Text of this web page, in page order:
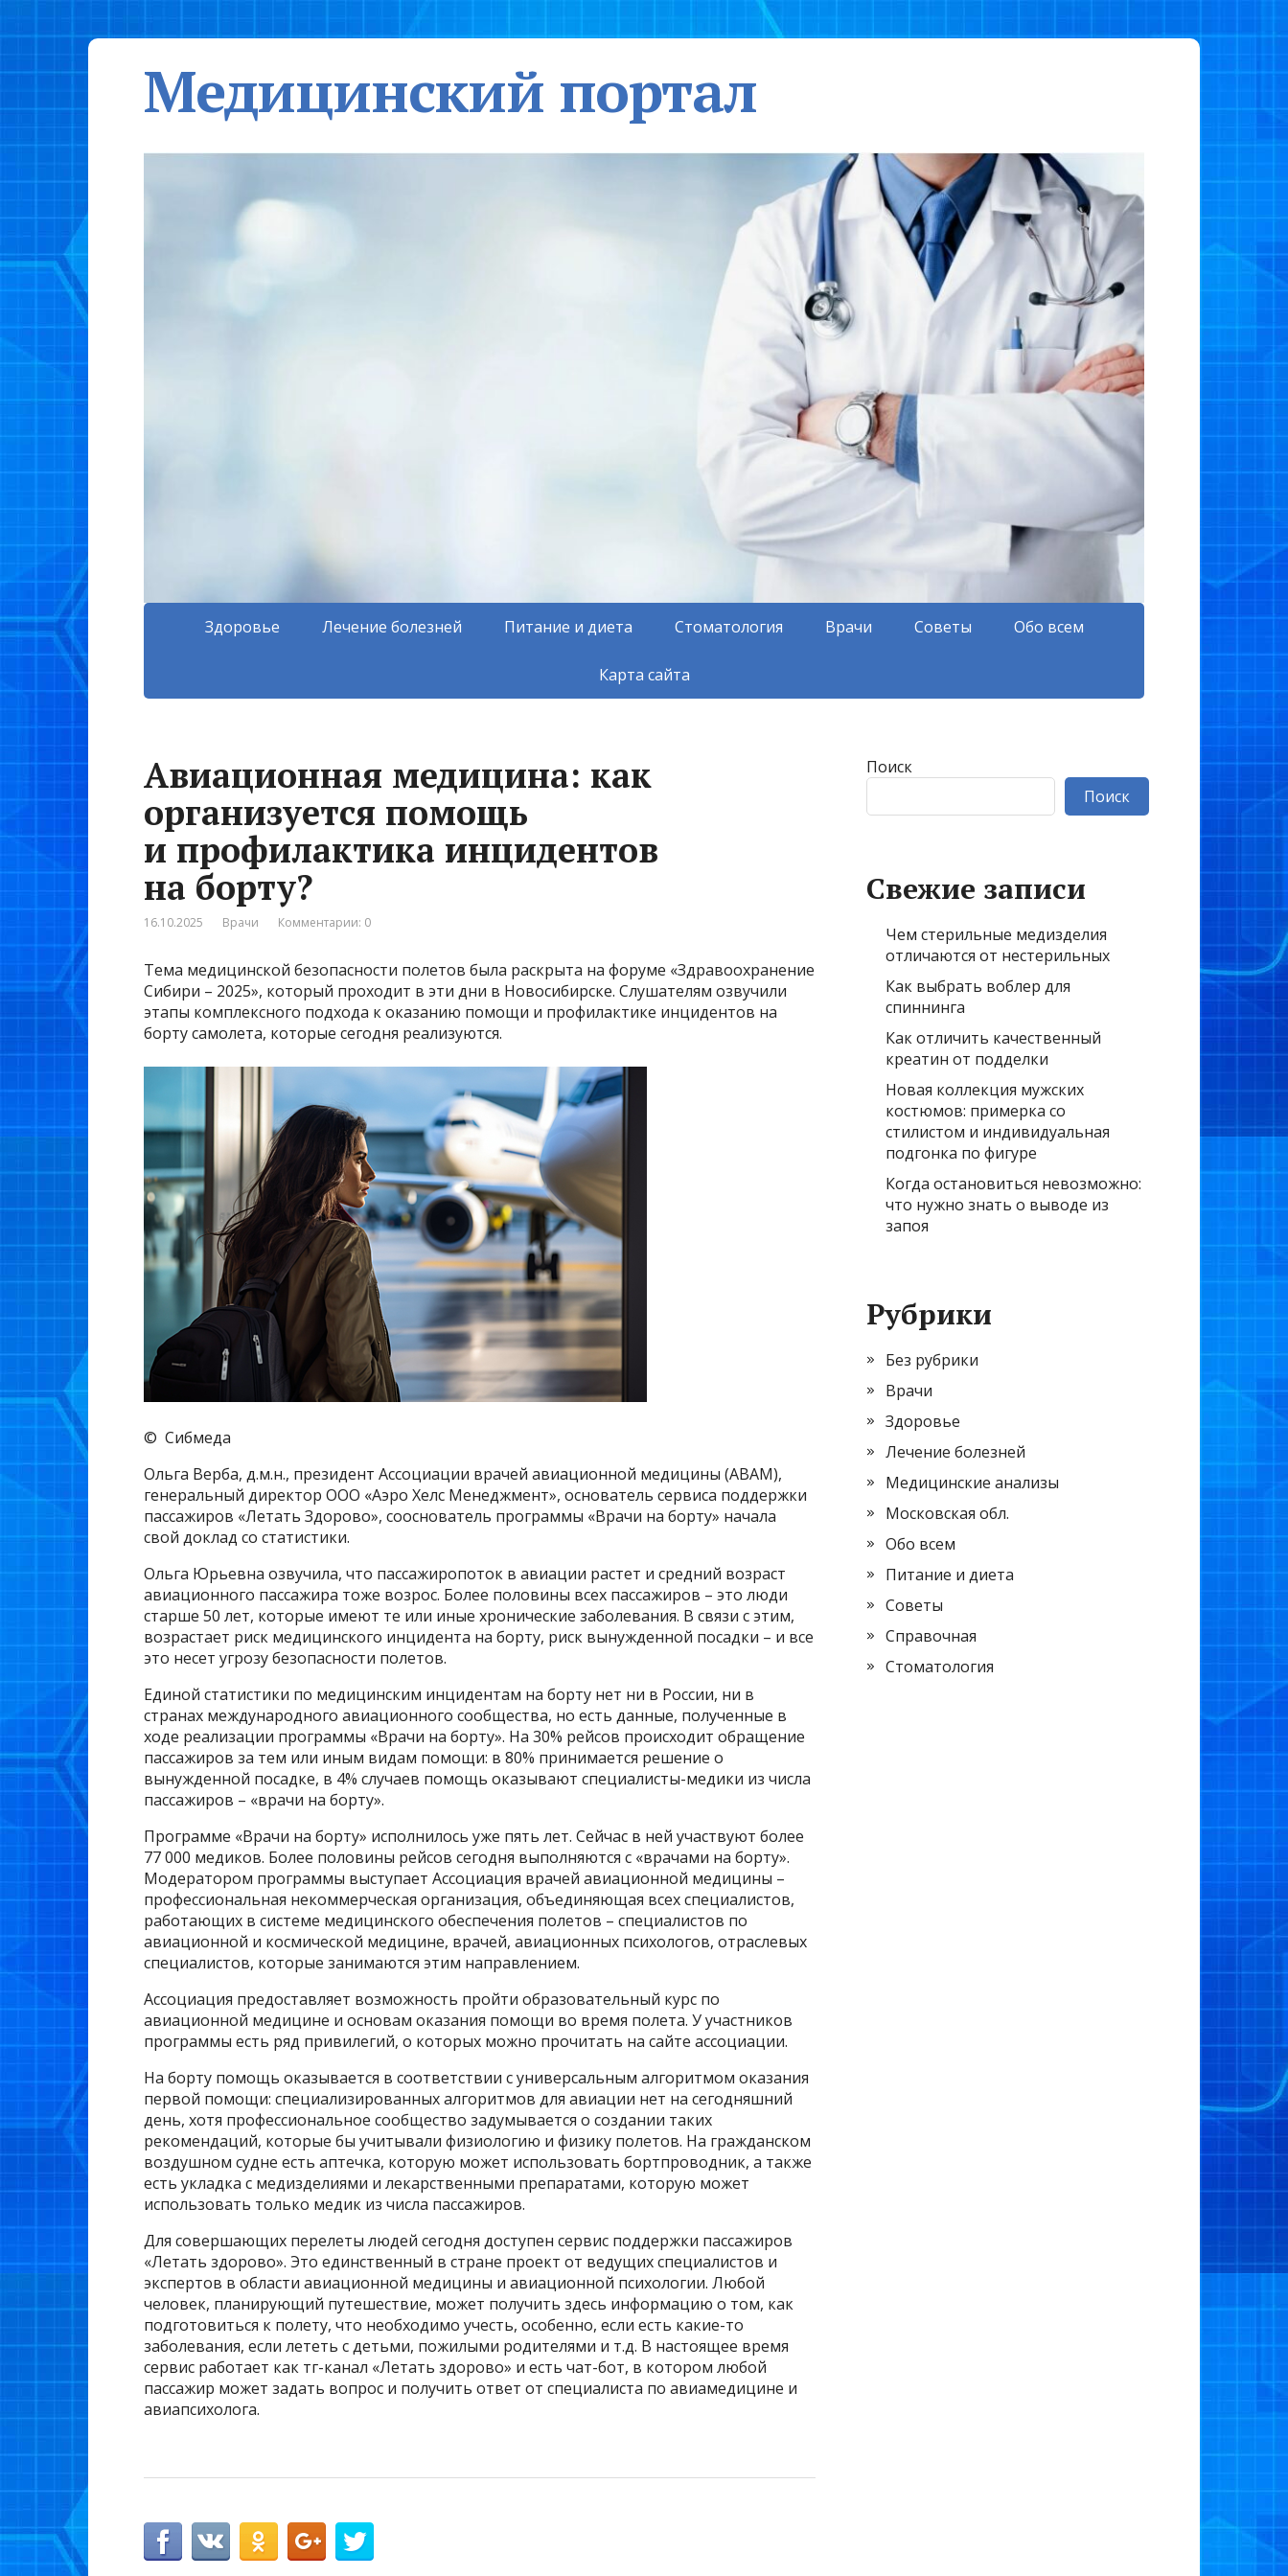
Медицинский портал
Здоровье Лечение болезней Питание и диета Стоматология Врачи Советы Обо всем
Карта сайта
Авиационная медицина: как
организуется помощь
и профилактика инцидентов
на борту?
16.10.2025 Врачи Комментарии: 0
Тема медицинской безопасности полетов была раскрыта на форуме «Здравоохранение
Сибири – 2025», который проходит в эти дни в Новосибирске. Слушателям озвучили
этапы комплексного подхода к оказанию помощи и профилактике инцидентов на
борту самолета, которые сегодня реализуются.
© Сибмеда
Ольга Верба, д.м.н., президент Ассоциации врачей авиационной медицины (АВАМ),
генеральный директор ООО «Аэро Хелс Менеджмент», основатель сервиса поддержки
пассажиров «Летать Здорово», сооснователь программы «Врачи на борту» начала
свой доклад со статистики.
Ольга Юрьевна озвучила, что пассажиропоток в авиации растет и средний возраст
авиационного пассажира тоже возрос. Более половины всех пассажиров – это люди
старше 50 лет, которые имеют те или иные хронические заболевания. В связи с этим,
возрастает риск медицинского инцидента на борту, риск вынужденной посадки – и все
это несет угрозу безопасности полетов.
Единой статистики по медицинским инцидентам на борту нет ни в России, ни в
странах международного авиационного сообщества, но есть данные, полученные в
ходе реализации программы «Врачи на борту». На 30% рейсов происходит обращение
пассажиров за тем или иным видам помощи: в 80% принимается решение о
вынужденной посадке, в 4% случаев помощь оказывают специалисты-медики из числа
пассажиров – «врачи на борту».
Программе «Врачи на борту» исполнилось уже пять лет. Сейчас в ней участвуют более
77 000 медиков. Более половины рейсов сегодня выполняются с «врачами на борту».
Модератором программы выступает Ассоциация врачей авиационной медицины –
профессиональная некоммерческая организация, объединяющая всех специалистов,
работающих в системе медицинского обеспечения полетов – специалистов по
авиационной и космической медицине, врачей, авиационных психологов, отраслевых
специалистов, которые занимаются этим направлением.
Ассоциация предоставляет возможность пройти образовательный курс по
авиационной медицине и основам оказания помощи во время полета. У участников
программы есть ряд привилегий, о которых можно прочитать на сайте ассоциации.
На борту помощь оказывается в соответствии с универсальным алгоритмом оказания
первой помощи: специализированных алгоритмов для авиации нет на сегодняшний
день, хотя профессиональное сообщество задумывается о создании таких
рекомендаций, которые бы учитывали физиологию и физику полетов. На гражданском
воздушном судне есть аптечка, которую может использовать бортпроводник, а также
есть укладка с медизделиями и лекарственными препаратами, которую может
использовать только медик из числа пассажиров.
Для совершающих перелеты людей сегодня доступен сервис поддержки пассажиров
«Летать здорово». Это единственный в стране проект от ведущих специалистов и
экспертов в области авиационной медицины и авиационной психологии. Любой
человек, планирующий путешествие, может получить здесь информацию о том, как
подготовиться к полету, что необходимо учесть, особенно, если есть какие-то
заболевания, если лететь с детьми, пожилыми родителями и т.д. В настоящее время
сервис работает как тг-канал «Летать здорово» и есть чат-бот, в котором любой
пассажир может задать вопрос и получить ответ от специалиста по авиамедицине и
авиапсихолога.
Поиск
Поиск
Свежие записи
Чем стерильные медизделия
отличаются от нестерильных
Как выбрать воблер для
спиннинга
Как отличить качественный
креатин от подделки
Новая коллекция мужских
костюмов: примерка со
стилистом и индивидуальная
подгонка по фигуре
Когда остановиться невозможно:
что нужно знать о выводе из
запоя
Рубрики
Без рубрики
Врачи
Здоровье
Лечение болезней
Медицинские анализы
Московская обл.
Обо всем
Питание и диета
Советы
Справочная
Стоматология